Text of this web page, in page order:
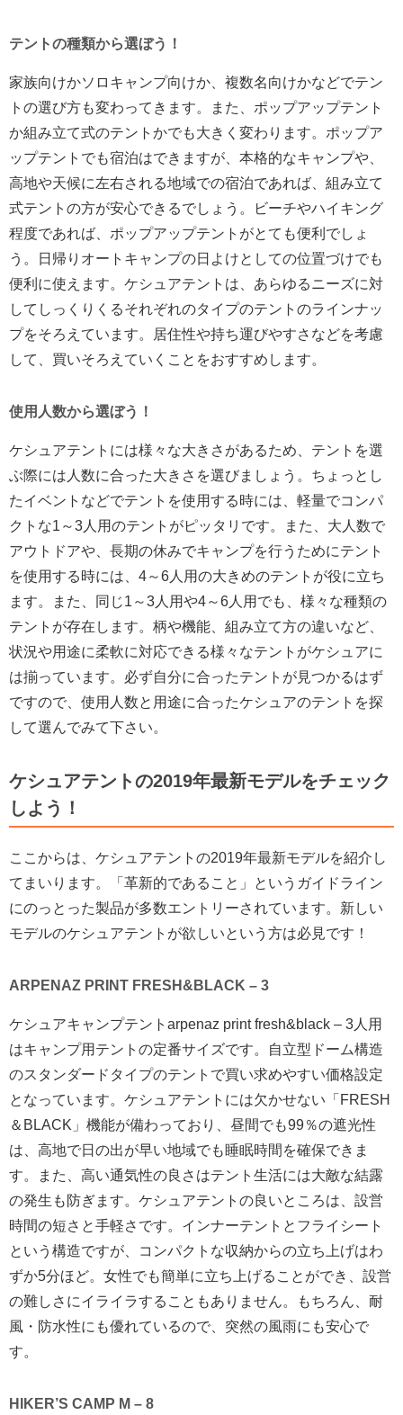
テントの種類から選ぼう！
家族向けかソロキャンプ向けか、複数名向けかなどでテン
トの選び方も変わってきます。また、ポップアップテント
か組み立て式のテントかでも大きく変わります。ポップア
ップテントでも宿泊はできますが、本格的なキャンプや、
高地や天候に左右される地域での宿泊であれば、組み立て
式テントの方が安心できるでしょう。ビーチやハイキング
程度であれば、ポップアップテントがとても便利でしょ
う。日帰りオートキャンプの日よけとしての位置づけでも
便利に使えます。ケシュアテントは、あらゆるニーズに対
してしっくりくるそれぞれのタイプのテントのラインナッ
プをそろえています。居住性や持ち運びやすさなどを考慮
して、買いそろえていくことをおすすめします。
使用人数から選ぼう！
ケシュアテントには様々な大きさがあるため、テントを選
ぶ際には人数に合った大きさを選びましょう。ちょっとし
たイベントなどでテントを使用する時には、軽量でコンパ
クトな1～3人用のテントがピッタリです。また、大人数で
アウトドアや、長期の休みでキャンプを行うためにテント
を使用する時には、4～6人用の大きめのテントが役に立ち
ます。また、同じ1～3人用や4～6人用でも、様々な種類の
テントが存在します。柄や機能、組み立て方の違いなど、
状況や用途に柔軟に対応できる様々なテントがケシュアに
は揃っています。必ず自分に合ったテントが見つかるはず
ですので、使用人数と用途に合ったケシュアのテントを探
して選んでみて下さい。
ケシュアテントの2019年最新モデルをチェック
しよう！
ここからは、ケシュアテントの2019年最新モデルを紹介し
てまいります。「革新的であること」というガイドライン
にのっとった製品が多数エントリーされています。新しい
モデルのケシュアテントが欲しいという方は必見です！
ARPENAZ PRINT FRESH&BLACK – 3
ケシュアキャンプテントarpenaz print fresh&black – 3人用
はキャンプ用テントの定番サイズです。自立型ドーム構造
のスタンダードタイプのテントで買い求めやすい価格設定
となっています。ケシュアテントには欠かせない「FRESH
＆BLACK」機能が備わっており、昼間でも99％の遮光性
は、高地で日の出が早い地域でも睡眠時間を確保できま
す。また、高い通気性の良さはテント生活には大敵な結露
の発生も防ぎます。ケシュアテントの良いところは、設営
時間の短さと手軽さです。インナーテントとフライシート
という構造ですが、コンパクトな収納からの立ち上げはわ
ずか5分ほど。女性でも簡単に立ち上げることができ、設営
の難しさにイライラすることもありません。もちろん、耐
風・防水性にも優れているので、突然の風雨にも安心で
す。
HIKER’S CAMP M – 8